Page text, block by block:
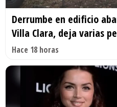
Derrumbe en edificio
Villa Clara, deja varias
Hace 18 horas